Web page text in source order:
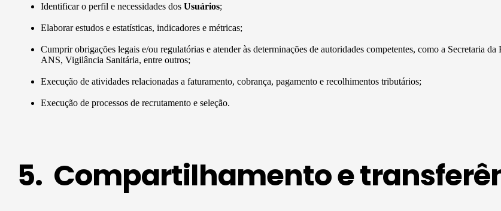
Identificar o perfil e necessidades dos Usuários;
Elaborar estudos e estatísticas, indicadores e métricas;
Cumprir obrigações legais e/ou regulatórias e atender às determinações de autoridades competentes, como a Secretaria
ANS, Vigilância Sanitária, entre outros;
Execução de atividades relacionadas a faturamento, cobrança, pagamento e recolhimentos tributários;
Execução de processos de recrutamento e seleção.
5. Compartilhamento e